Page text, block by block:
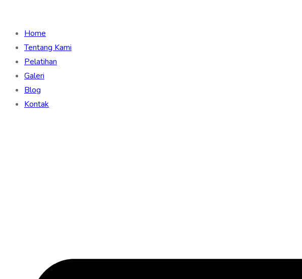
Home
Tentang Kami
Pelatihan
Galeri
Blog
Kontak